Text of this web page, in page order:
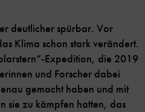
deutlicher spürbar. Vor
Klima schon stark verändert.
Expedition, die 2019
und Forscher dabei
gemacht haben und mit
sie zu kämpfen hatten, das